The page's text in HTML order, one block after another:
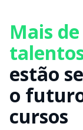
Mais
estão
o
cursos